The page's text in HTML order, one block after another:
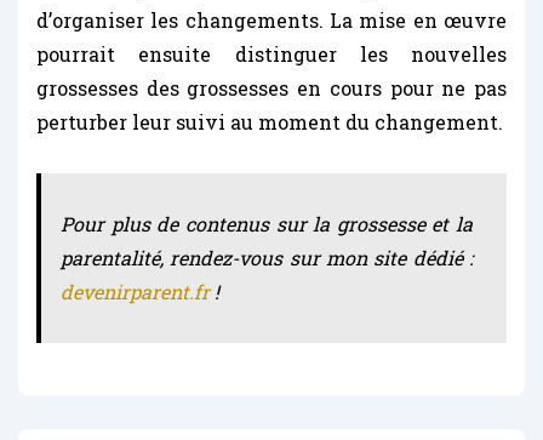
d’organiser les changements. La mise en œuvre
pourrait ensuite distinguer les nouvelles
grossesses des grossesses en cours pour ne pas
perturber leur suivi au moment du changement.
Pour plus de contenus sur la grossesse et la
parentalité, rendez-vous sur mon site dédié :
devenirparent.fr!